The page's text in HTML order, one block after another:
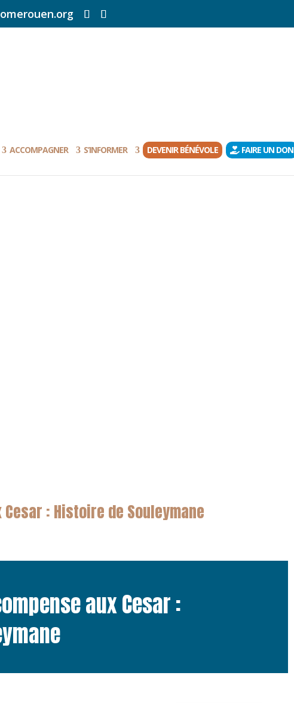
ACCOMPAGNER S’INFORMER DEVENIR BÉNÉVOLE FAIRE UN DON
Cesar : Histoire de Souleymane
aux Cesar :